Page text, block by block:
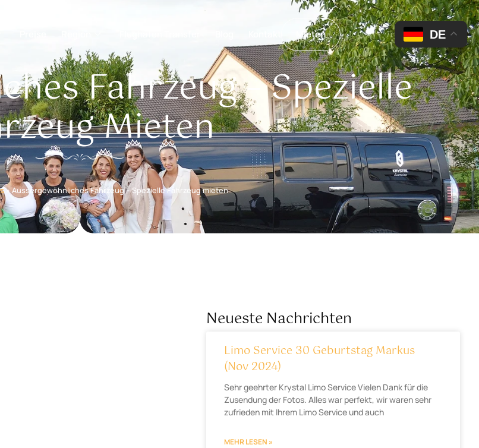
Mieten
Fahrzeug – Spezielle
Mieten
»Aussergewöhnliches Fahrzeug – Spezielle Fahrzeug mieten
Neueste Nachrichten
Limo Service 30 Geburtstag Markus
(Nov 2024)
Sehr geehrter Krystal Limo Service Vielen Dank für die
Zusendung der Fotos. Alles war perfekt, wir waren sehr
zufrieden mit Ihrem Limo Service und auch
MEHR LESEN »
DE